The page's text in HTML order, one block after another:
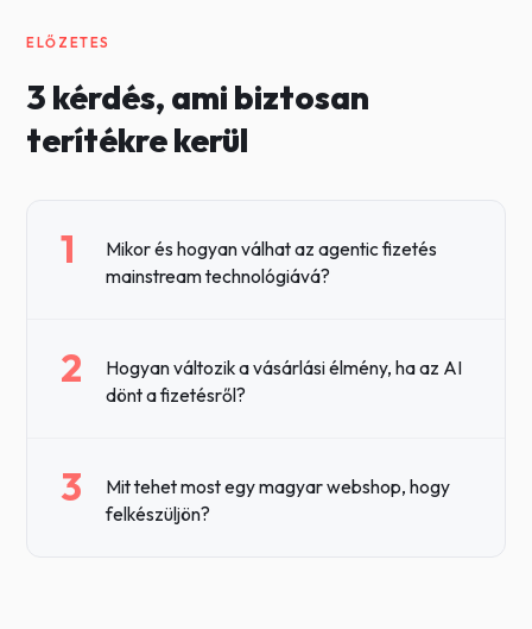
ELŐZETES
3 kérdés, ami biztosan
terítékre kerül
1
Mikor és hogyan válhat az agentic fizetés
mainstream technológiává?
2
Hogyan változik a vásárlási élmény, ha az AI
dönt a fizetésről?
3
Mit tehet most egy magyar webshop, hogy
felkészüljön?